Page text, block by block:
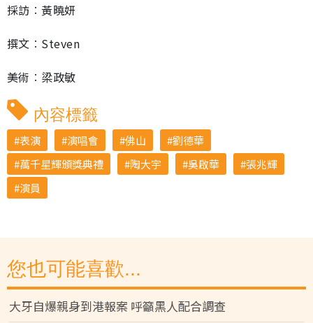
採訪︰黃曉妍
撰文︰Steven
美術︰梁政敏
內容標籤
表演 演唱會 佛山
劉德華
萬千星輝頒獎典禮
陶大宇 吳啟華
張兆輝
演員
您也可能喜歡...
大牙自爆親身到港報案 呼籲黑人配合調查